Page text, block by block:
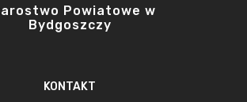
Powiatowe w
Bydgoszczy
KONTAKT